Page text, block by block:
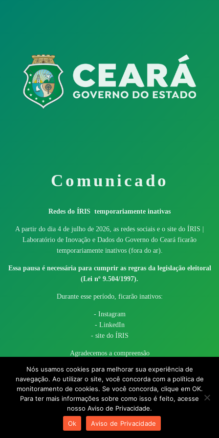
Comunicado
Redes do ÍRIS temporariamente inativas
A partir do dia 4 de julho de 2026, as redes sociais e o site do ÍRIS |
Laboratório de Inovação e Dados do Governo do Ceará ficarão
temporariamente inativos (fora do ar).
Essa pausa é necessária para cumprir as regras da legislação eleitoral
(Lei nº 9.504/1997).
Durante esse período, ficarão inativos:
- Instagram
- LinkedIn
- site do ÍRIS
Agradecemos a compreensão
© 2017 - 2026 – Governo do Estado do Ceará todos os direitos
reservados
Nós usamos cookies para melhorar sua experiência de
navegação. Ao utilizar o site, você concorda com a política de
monitoramento de cookies. Se você concorda, clique em OK.
Para ter mais informações sobre como isso é feito, acesse
nosso Aviso de Privacidade.
Ok
Aviso de Privacidade